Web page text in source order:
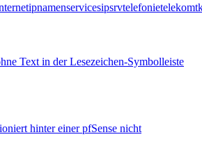
ipnamenservicesipsrvtelefonietelekom
Text in der Lesezeichen-Symbolleiste
hinter einer pfSense nicht